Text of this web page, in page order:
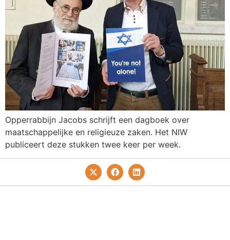
Opperrabbijn Jacobs schrijft een dagboek over
maatschappelijke en religieuze zaken. Het NIW
publiceert deze stukken twee keer per week.